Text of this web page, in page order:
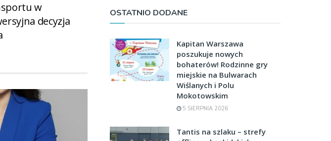
w
decyzja
OSTATNIO DODANE
Kapitan Warszawa
poszukuje nowych
bohaterów! Rodzinne gry
miejskie na Bulwarach
Wiślanych i Polu
Mokotowskim
5 SIERPNIA 2026
Tantis na szlaku – strefy